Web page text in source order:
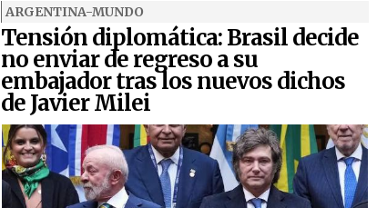
ARGENTINA-MUNDO
Tensión diplomática: Brasil decide
no enviar de regreso a su
embajador tras los nuevos dichos
de Javier Milei